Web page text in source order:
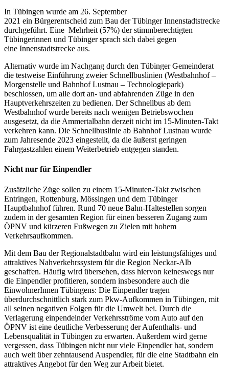
In Tübingen wurde am 26. September
2021 ein Bürgerentscheid zum Bau der Tübinger Innenstadtstrecke
durchgeführt. Eine Mehrheit (57%) der stimmberechtigten
Tübingerinnen und Tübinger sprach sich dabei gegen
eine Innenstadtstrecke aus.
Alternativ wurde im Nachgang durch den Tübinger Gemeinderat
die testweise Einführung zweier Schnellbuslinien (Westbahnhof –
Morgenstelle und Bahnhof Lustnau – Technologiepark)
beschlossen, um alle dort an- und abfahrenden Züge in den
Hauptverkehrszeiten zu bedienen. Der Schnellbus ab dem
Westbahnhof wurde bereits nach wenigen Betriebswochen
ausgesetzt, da die Ammertalbahn derzeit nicht im 15-Minuten-Takt
verkehren kann. Die Schnellbuslinie ab Bahnhof Lustnau wurde
zum Jahresende 2023 eingestellt, da die äußerst geringen
Fahrgastzahlen einem Weiterbetrieb entgegen standen.
Nicht nur für Einpendler
Zusätzliche Züge sollen zu einem 15-Minuten-Takt zwischen
Entringen, Rottenburg, Mössingen und dem Tübinger
Hauptbahnhof führen. Rund 70 neue Bahn-Haltestellen sorgen
zudem in der gesamten Region für einen besseren Zugang zum
ÖPNV und kürzeren Fußwegen zu Zielen mit hohem
Verkehrsaufkommen.
Mit dem Bau der Regionalstadtbahn wird ein leistungsfähiges und
attraktives Nahverkehrssystem für die Region Neckar-Alb
geschaffen. Häufig wird übersehen, dass hiervon keineswegs nur
die Einpendler profitieren, sondern insbesondere auch die
EinwohnerInnen Tübingens: Die Einpendler tragen
überdurchschnittlich stark zum Pkw-Aufkommen in Tübingen, mit
all seinen negativen Folgen für die Umwelt bei. Durch die
Verlagerung einpendelnder Verkehrsströme vom Auto auf den
ÖPNV ist eine deutliche Verbesserung der Aufenthalts- und
Lebensqualität in Tübingen zu erwarten. Außerdem wird gerne
vergessen, dass Tübingen nicht nur viele Einpendler hat, sondern
auch weit über zehntausend Auspendler, für die eine Stadtbahn ein
attraktives Angebot für den Weg zur Arbeit bietet.